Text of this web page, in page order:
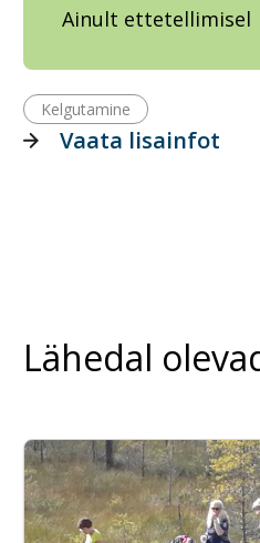
Ainult ettetellimisel
Kelgutamine
Vaata lisainfot
Lähedal